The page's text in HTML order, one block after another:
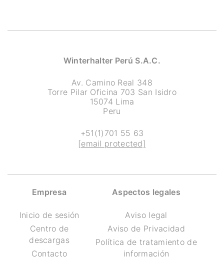
Winterhalter Perú S.A.C.
Av. Camino Real 348
Torre Pilar Oficina 703 San Isidro
15074 Lima
Peru
+51(1)701 55 63
[email protected]
Empresa
Inicio de sesión
Centro de
descargas
Contacto
Aspectos legales
Aviso legal
Aviso de Privacidad
Política de tratamiento de
información